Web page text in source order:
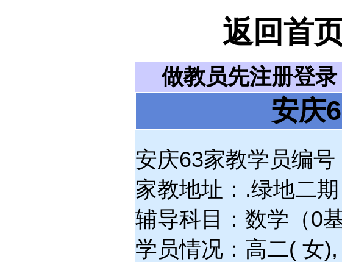
返回首
做教员先注册登
安庆
安庆63家教学员编号
家教地址：.绿地二期
辅导科目：数学（0
学员情况：高二( 女),